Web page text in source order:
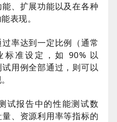
、扩展功能以及在各种
表现。
率达到一定比例（通常
准设定，如 90% 以
用例全部通过，则可以
试报告中的性能测试数
、资源利用率等指标的